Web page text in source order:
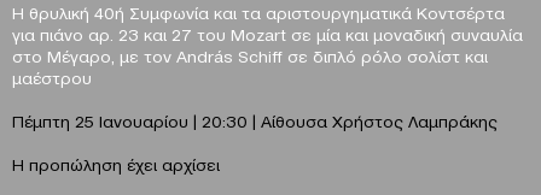
Η θρυλική 40ή Συμφωνία και τα αριστουργηματικά Κοντσέρτα
για πιάνο αρ. 23 και 27 του Μozart σε μία και μοναδική συναυλία
στο Μέγαρο, με τον András Schiff σε διπλό ρόλο σολίστ και
μαέστρου
Πέμπτη 25 Ιανουαρίου | 20:30 | Αίθουσα Χρήστος Λαμπράκης
H προπώληση έχει αρχίσει